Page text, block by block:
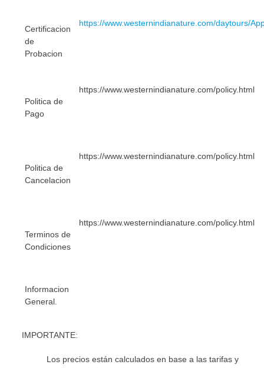
Certificacion
de
Probacion
https://www.westernindianature.com/daytours/
Politica de
Pago
https://www.westernindianature.com/policy.html
Politica de
Cancelacion
https://www.westernindianature.com/policy.html
Terminos de
Condiciones
https://www.westernindianature.com/policy.html
Informacion
General.
IMPORTANTE:
Los precios están calculados en base a las tarifas y